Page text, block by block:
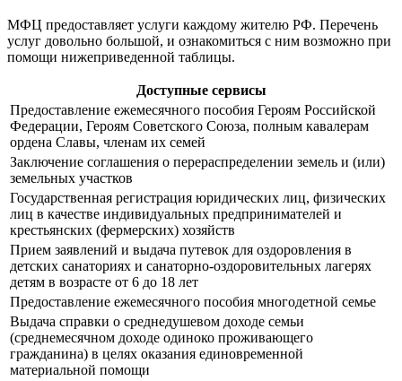
МФЦ предоставляет услуги каждому жителю РФ. Перечень
услуг довольно большой, и ознакомиться с ним возможно при
помощи нижеприведенной таблицы.
Доступные сервисы
Предоставление ежемесячного пособия Героям Российской
Федерации, Героям Советского Союза, полным кавалерам
ордена Славы, членам их семей
Заключение соглашения о перераспределении земель и (или)
земельных участков
Государственная регистрация юридических лиц, физических
лиц в качестве индивидуальных предпринимателей и
крестьянских (фермерских) хозяйств
Прием заявлений и выдача путевок для оздоровления в
детских санаториях и санаторно-оздоровительных лагерях
детям в возрасте от 6 до 18 лет
Предоставление ежемесячного пособия многодетной семье
Выдача справки о среднедушевом доходе семьи
(среднемесячном доходе одиноко проживающего
гражданина) в целях оказания единовременной
материальной помощи